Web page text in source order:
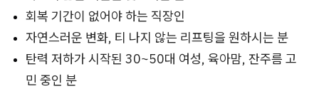
회복 기간이 없어야 하는 직장인
자연스러운 변화, 티 나지 않는 리프팅을 원하시는 분
탄력 저하가 시작된 30~50대 여성, 육아맘, 잔주름 고
민 중인 분